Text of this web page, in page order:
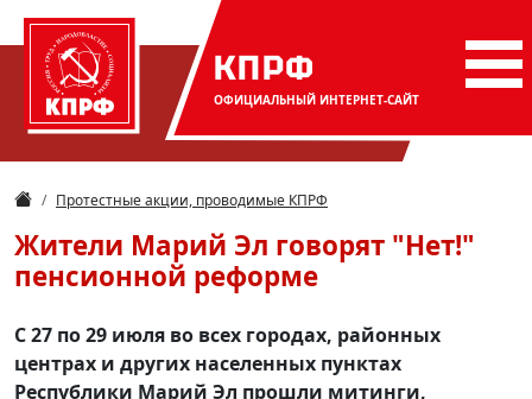
КПРФ
ОФИЦИАЛЬНЫЙ ИНТЕРНЕТ-САЙТ
Протестные акции, проводимые КПРФ
Жители Марий Эл говорят "Нет!"
пенсионной реформе
С 27 по 29 июля во всех городах, районных
центрах и других населенных пунктах
Республики Марий Эл прошли митинги,